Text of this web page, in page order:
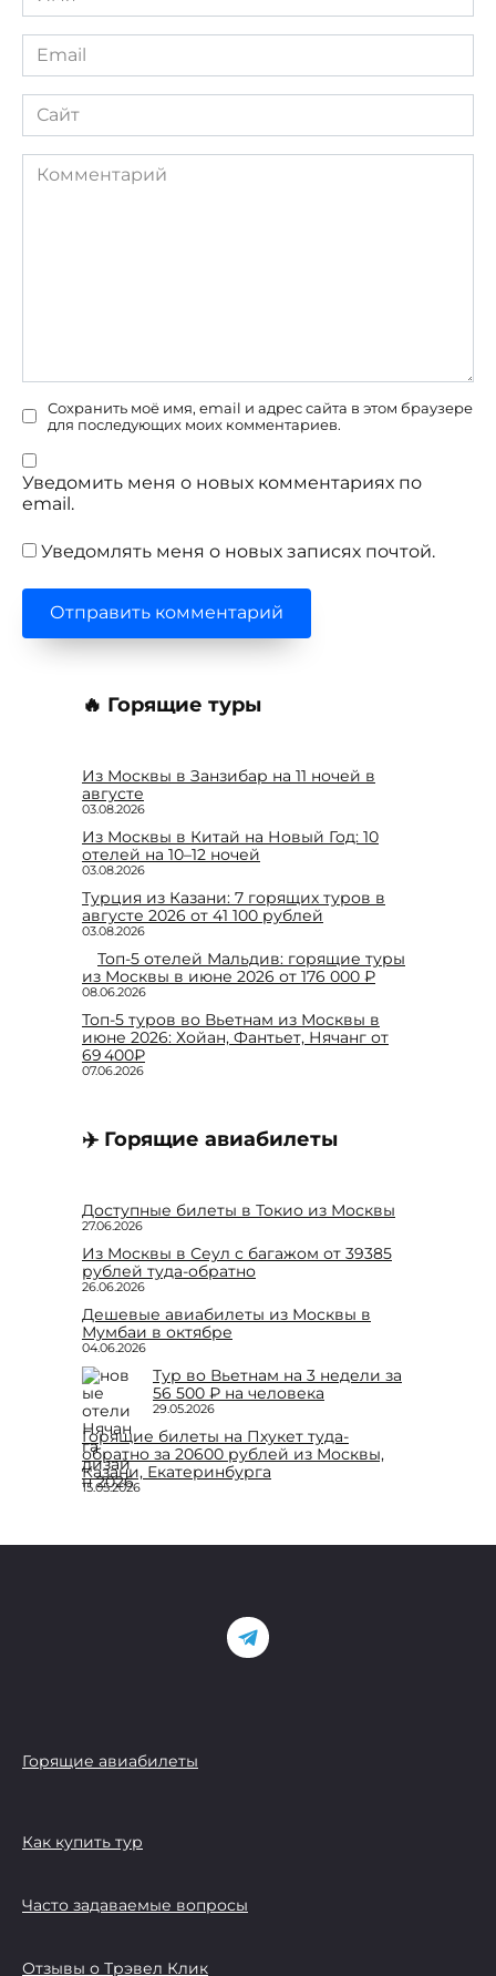
Email
Сайт
Комментарий
Сохранить моё имя, email и адрес сайта в этом браузере
для последующих моих комментариев.
Уведомить меня о новых комментариях по
email.
Уведомлять меня о новых записях почтой.
🔥 Горящие туры
Из Москвы в Занзибар на 11 ночей в
августе
03.08.2026
Из Москвы в Китай на Новый Год: 10
отелей на 10–12 ночей
03.08.2026
Турция из Казани: 7 горящих туров в
августе 2026 от 41 100 рублей
03.08.2026
Топ-5 отелей Мальдив: горящие туры
из Москвы в июне 2026 от 176 000 ₽
08.06.2026
Топ-5 туров во Вьетнам из Москвы в
июне 2026: Хойан, Фантьет, Нячанг от
69 400₽
07.06.2026
✈️ Горящие авиабилеты
Доступные билеты в Токио из Москвы
27.06.2026
Из Москвы в Сеул с багажом от 39385
рублей туда-обратно
26.06.2026
Дешевые авиабилеты из Москвы в
Мумбаи в октябре
04.06.2026
Тур во Вьетнам на 3 недели за
56 500 ₽ на человека
29.05.2026
Горящие билеты на Пхукет туда-
обратно за 20600 рублей из Москвы,
Казани, Екатеринбурга
15.05.2026
Горящие авиабилеты
Как купить тур
Часто задаваемые вопросы
Отзывы о Трэвел Клик